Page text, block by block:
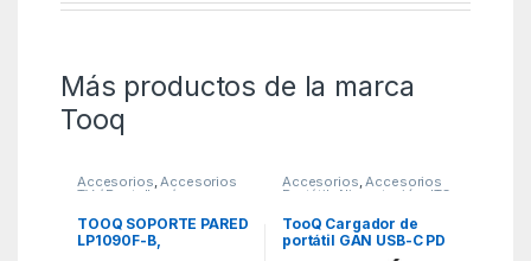
Más productos de la marca
Tooq
Accesorios,Accesorios
TV / Pantallas /
TOOQ SOPORTE PARED
LP1090F-B,
Accesorios,Accesorios
Portátil Alimentación ITC
TooQ Cargador de
portátil GAN USB-C PD